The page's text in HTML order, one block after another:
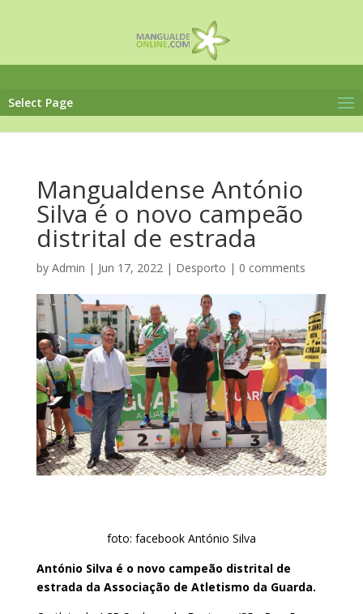
Select Page
Mangualdense António
Silva é o novo campeão
distrital de estrada
by Admin | Jun 17, 2022| Desporto | 0 comments
foto: facebook António Silva
António Silva é o novo campeão distrital de
estrada da Associação de Atletismo da Guarda.